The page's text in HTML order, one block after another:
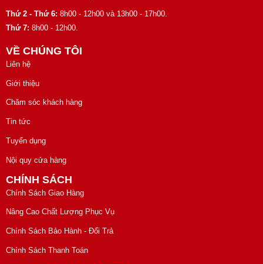
Thứ 2 - Thứ 6: 8h00 - 12h00 và 13h00 - 17h00.
Thứ 7: 8h00 - 12h00.
VỀ CHÚNG TÔI
Liên hệ
Giới thiệu
Chăm sóc khách hàng
Tin tức
Tuyển dụng
Nội quy cửa hàng
CHÍNH SÁCH
Chính Sách Giao Hàng
Nâng Cao Chất Lượng Phục Vụ
Chính Sách Bảo Hành - Đổi Trả
Chính Sách Thanh Toán